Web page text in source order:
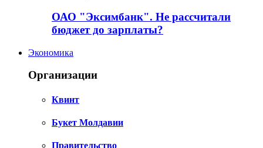
ОАО "Эксимбанк". Не рассчитали
бюджет до зарплаты?
Экономика
Организации
Квинт
Букет Молдавии
Правительство